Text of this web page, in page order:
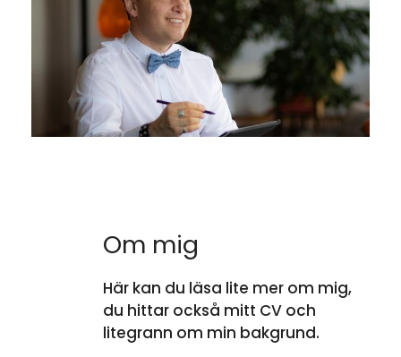
Om mig
Här kan du läsa lite mer om mig,
du hittar också mitt CV och
litegrann om min bakgrund.